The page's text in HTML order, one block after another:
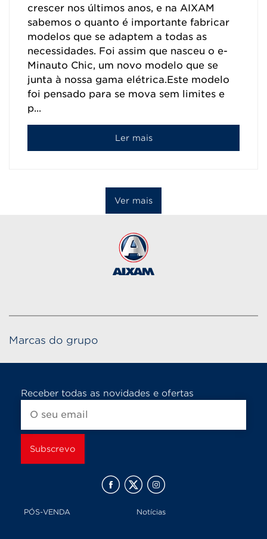
crescer nos últimos anos, e na AIXAM
sabemos o quanto é importante fabricar
modelos que se adaptem a todas as
necessidades. Foi assim que nasceu o e-
Minauto Chic, um novo modelo que se
junta à nossa gama elétrica.Este modelo
foi pensado para se mova sem limites e
p...
Ler mais
Ver mais
Marcas do grupo
Receber todas as novidades e ofertas
PÓS-VENDA Notícias